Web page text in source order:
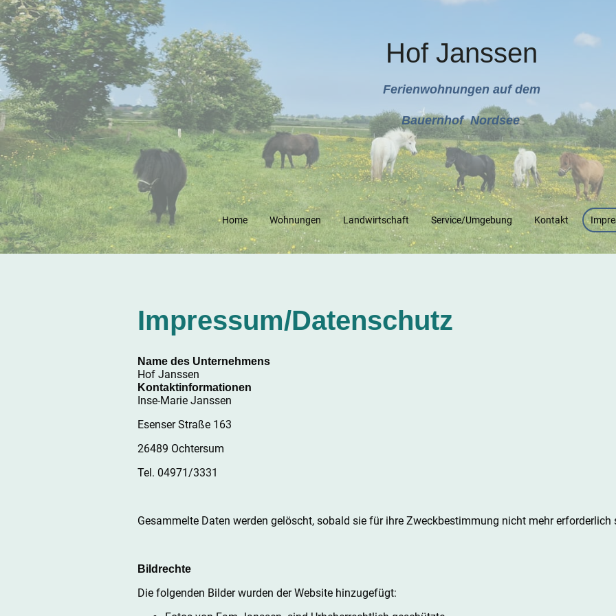
Hof Janssen
Ferienwohnungen auf dem
Bauernhof Nordsee
Home Wohnungen Landwirtschaft Service/Umgebung Kontakt
Impressum/Datenschutz
Name des Unternehmens
Hof Janssen
Kontaktinformationen
Inse-Marie Janssen
Esenser Straße 163
26489 Ochtersum
Tel. 04971/3331
Gesammelte Daten werden gelöscht, sobald sie für ihre Zweckbestimmung nicht mehr erforderlich
Bildrechte
Die folgenden Bilder wurden der Website hinzugefügt: